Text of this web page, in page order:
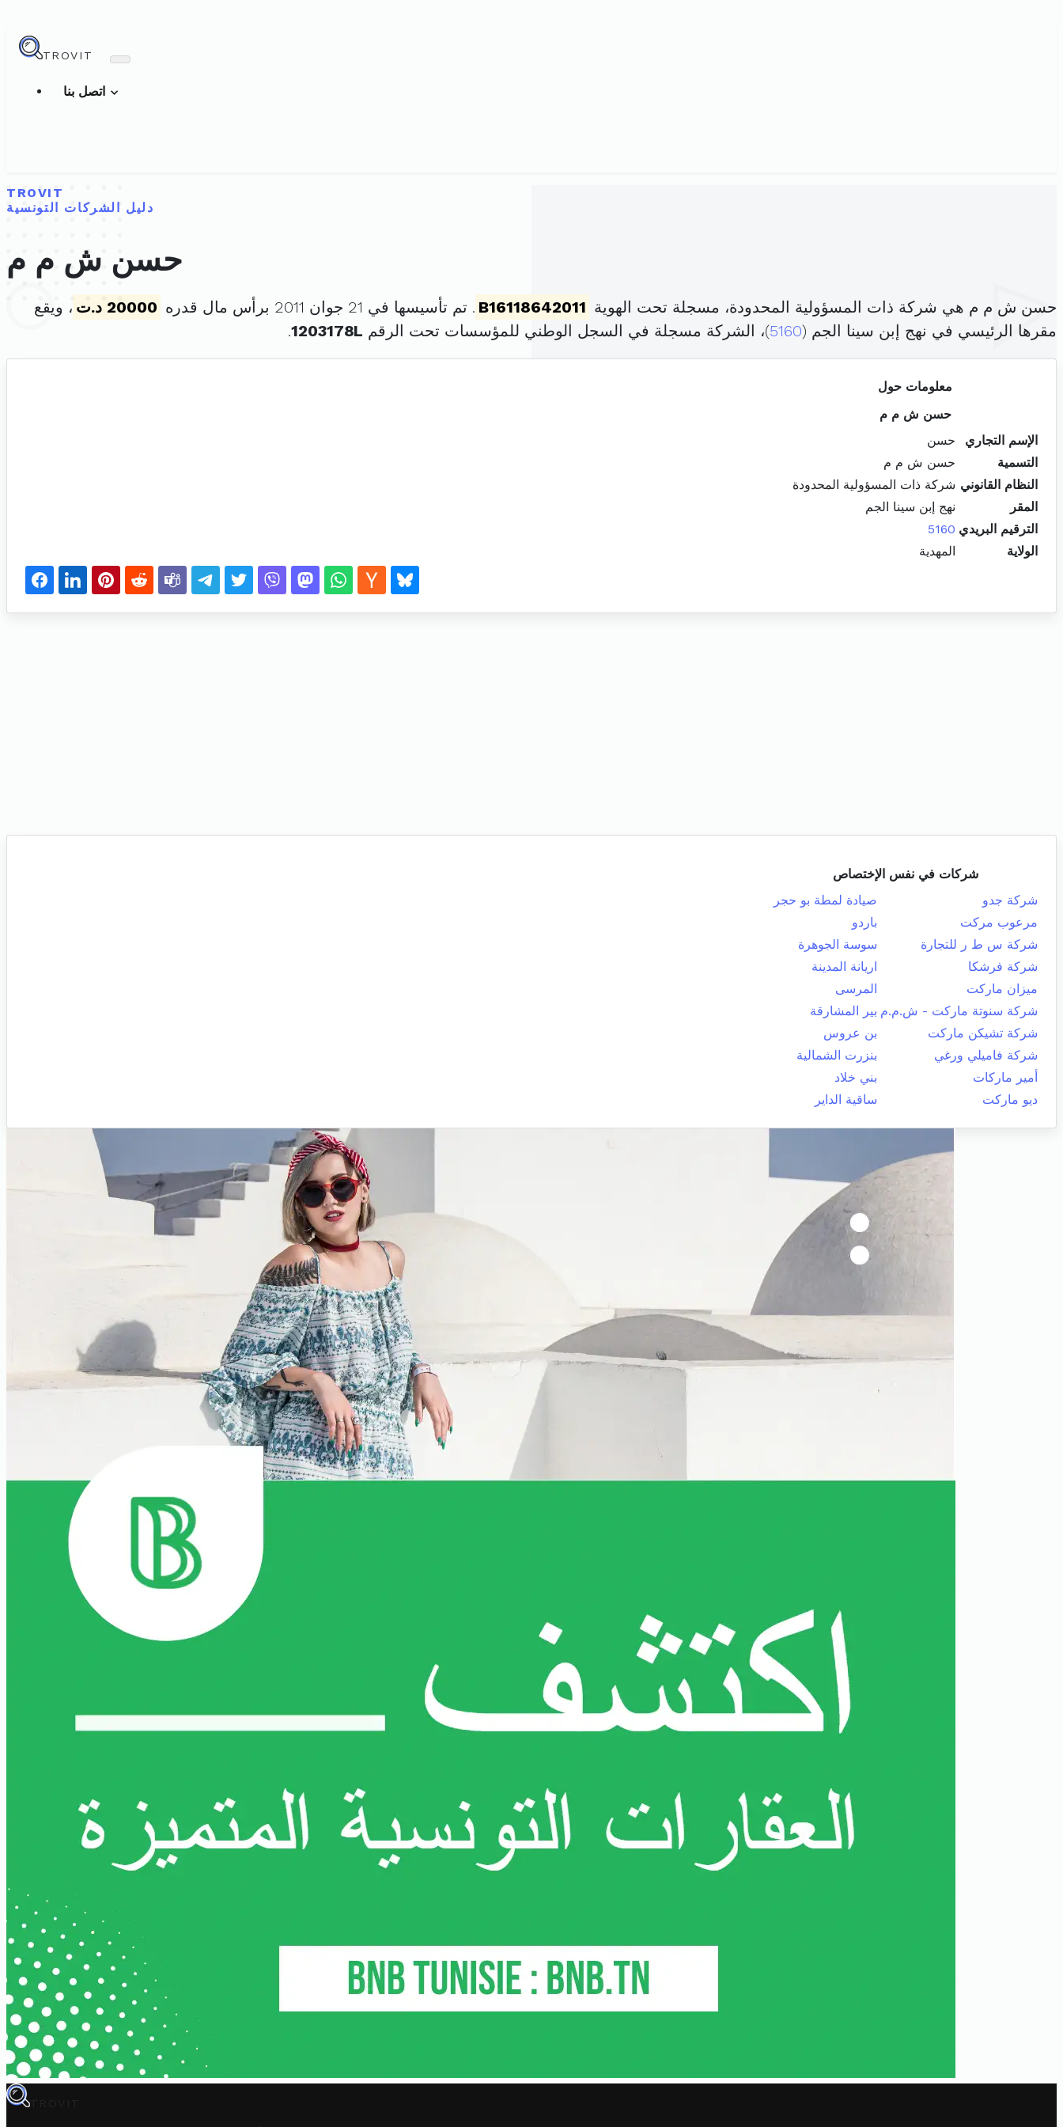
TROVIT
TROVIT
دليل الشركات التونسية
حسن ش م م
حسن ش م م هي شركة ذات المسؤولية المحدودة، مسجلة تحت الهوية B16118642011 . تم تأسيسها في 21 جوان 2011 برأس مال قدره 20000 د.ت
، ويقع
مقرها الرئيسي في نهج إبن سينا الجم (5160)، الشركة مسجلة في السجل الوطني للمؤسسات تحت الرقم 1203178L
.
معلومات حول
حسن ش م م
الإسم التجاري
حسن
التسمية
حسن ش م م
النظام القانوني شركة ذات المسؤولية المحدودة
المقر
نهج إبن سينا الجم
الترقيم البريدي 5160
الولاية
المهدية
شركات في نفس الإختصاص
شركة جدو
صيادة لمطة بو حجر
مرعوب مركت
باردو
شركة س ط ر للتجارة
سوسة الجوهرة
شركة فرشكا
اريانة المدينة
ميزان ماركت
المرسى
شركة سنوتة ماركت - ش.م.م بير المشارقة
شركة تشيكن ماركت
بن عروس
شركة فاميلي ورغي
بنزرت الشمالية
أمير ماركات
بني خلاد
ديو ماركت
ساقية الداير
TROVIT